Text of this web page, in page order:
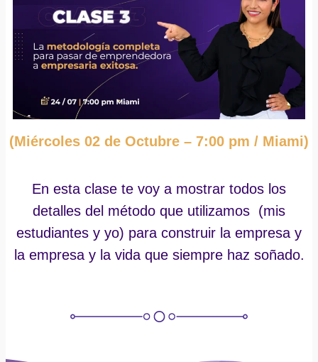
(Miércoles 02 de Octubre – 7:00 pm / Miami)
En esta clase te voy a mostrar todos los
detalles del método que utilizamos (mis
estudiantes y yo) para construir la empresa y
la empresa y la vida que siempre haz soñado.